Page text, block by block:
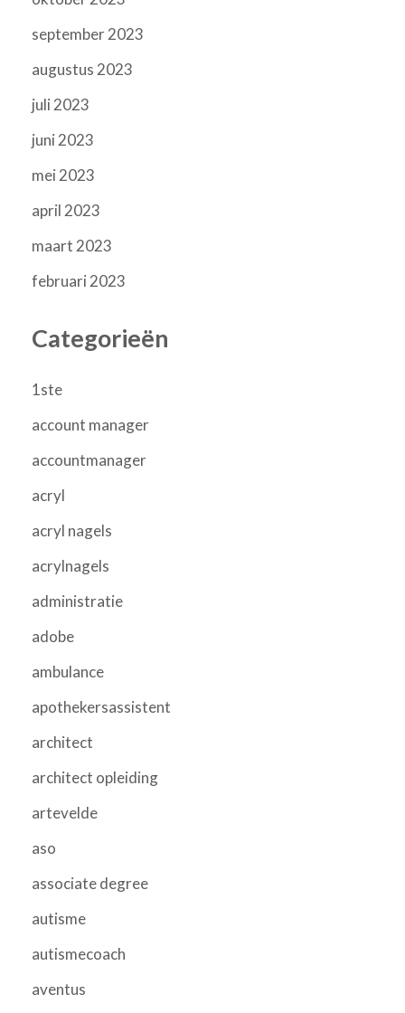
september 2023
augustus 2023
juli 2023
juni 2023
mei 2023
april 2023
maart 2023
februari 2023
Categorieën
1ste
account manager
accountmanager
acryl
acryl nagels
acrylnagels
administratie
adobe
ambulance
apothekersassistent
architect
architect opleiding
artevelde
aso
associate degree
autisme
autismecoach
aventus